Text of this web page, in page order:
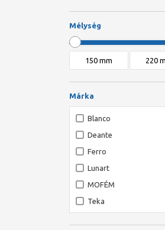
Mélység
Márka
Blanco
Deante
Ferro
Lunart
MOFÉM
Teka